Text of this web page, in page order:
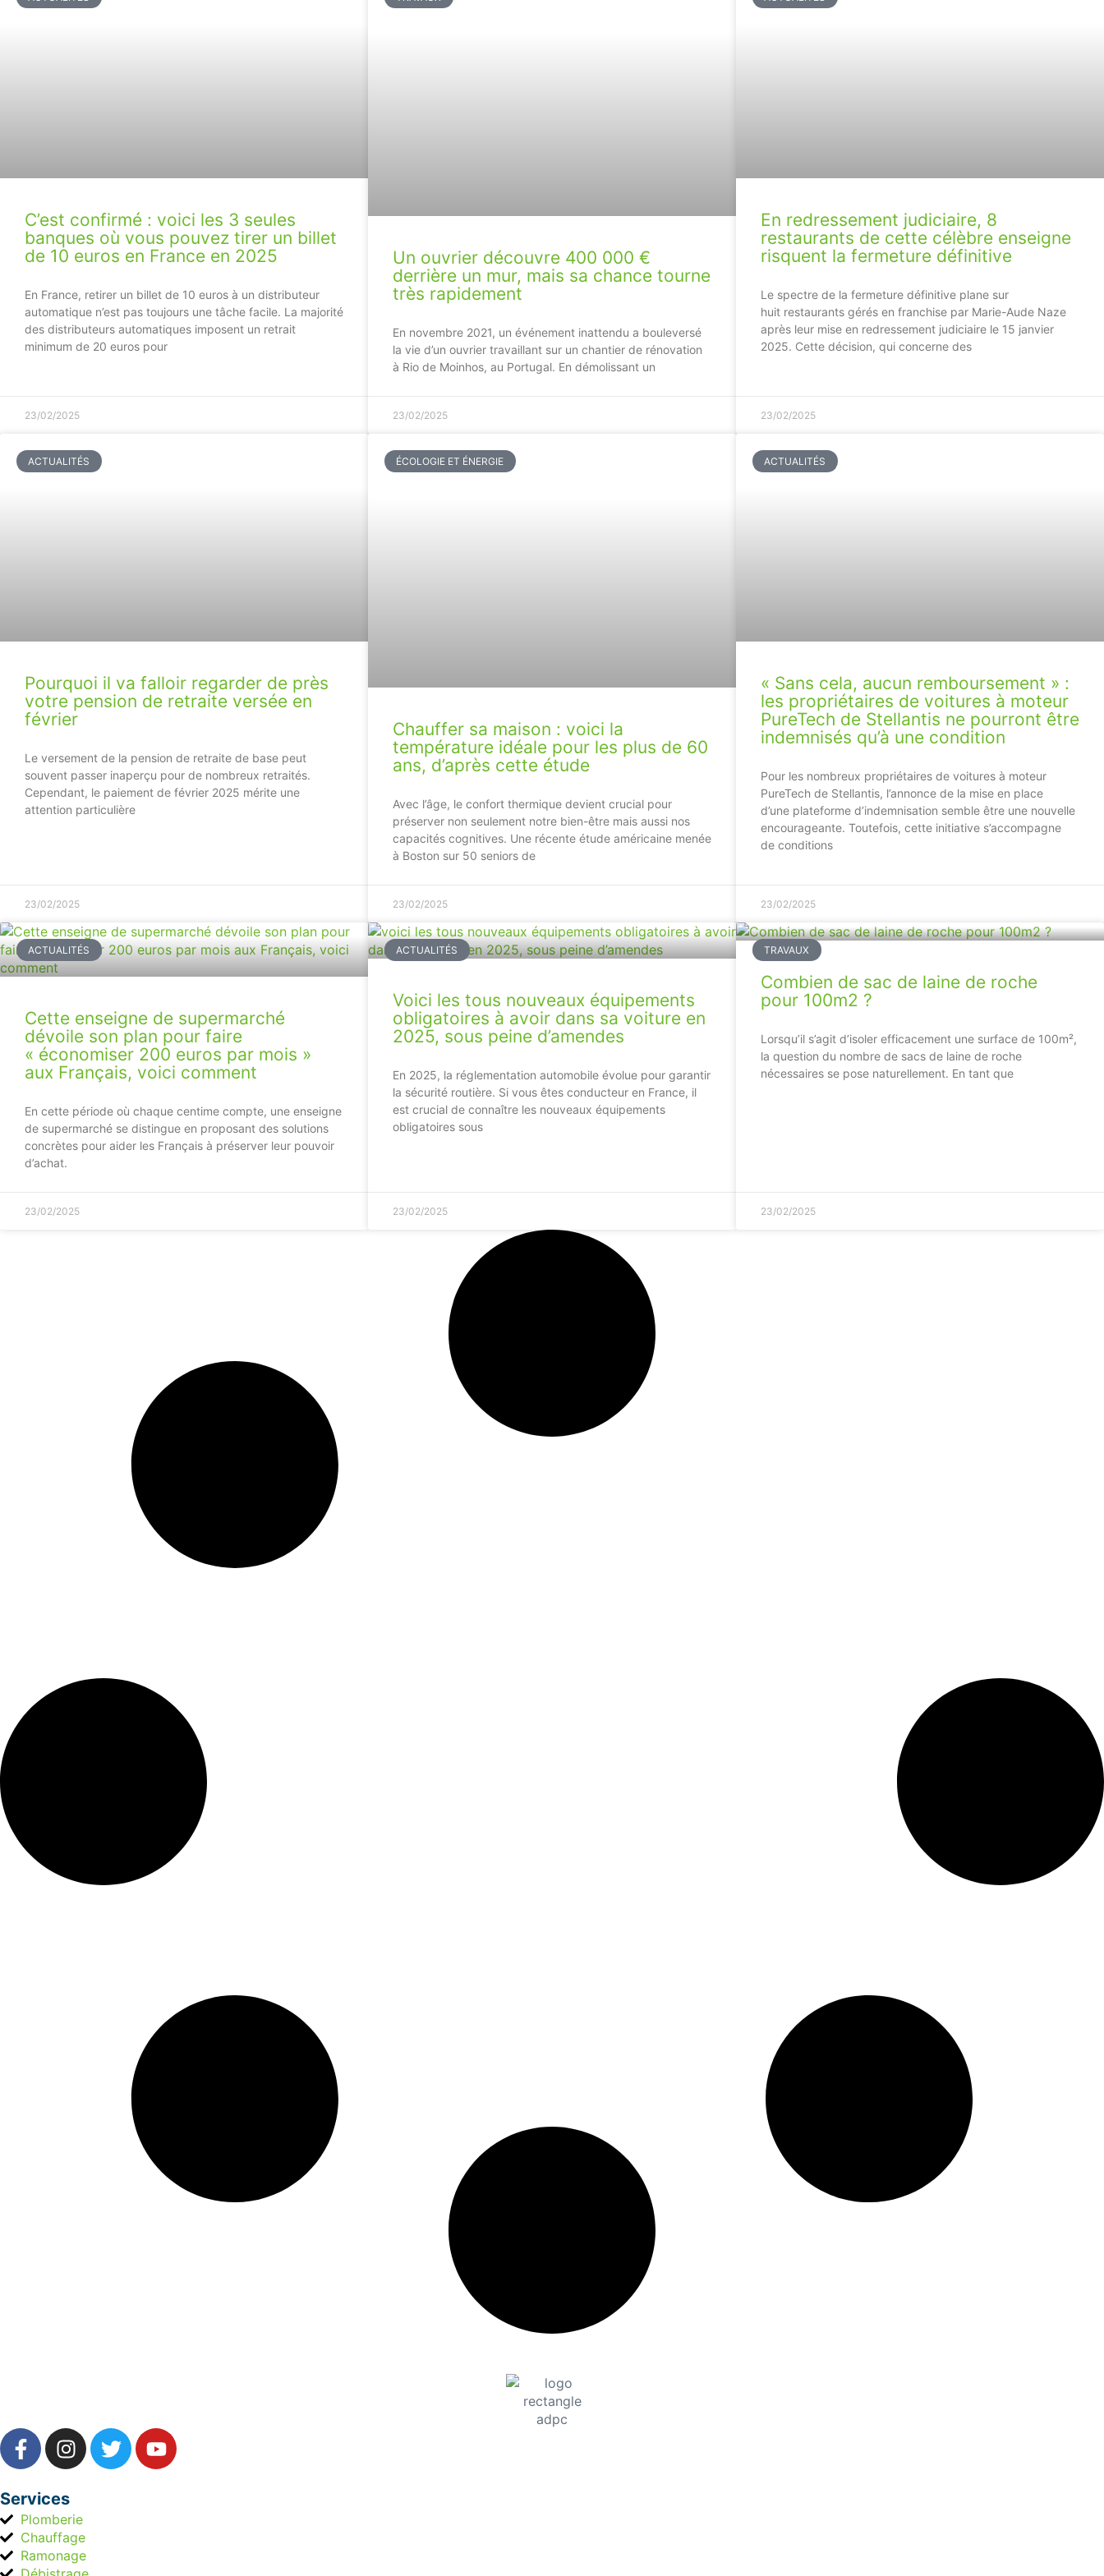
C’est confirmé : voici les 3 seules
banques où vous pouvez tirer un billet
de 10 euros en France en 2025
En France, retirer un billet de 10 euros à un distributeur
automatique n’est pas toujours une tâche facile. La majorité
des distributeurs automatiques imposent un retrait
minimum de 20 euros pour
23/02/2025
Un ouvrier découvre 400 000 €
derrière un mur, mais sa chance tourne
très rapidement
En novembre 2021, un événement inattendu a bouleversé
la vie d’un ouvrier travaillant sur un chantier de rénovation
à Rio de Moinhos, au Portugal. En démolissant un
23/02/2025
En redressement judiciaire, 8
restaurants de cette célèbre enseigne
risquent la fermeture définitive
Le spectre de la fermeture définitive plane sur
huit restaurants gérés en franchise par Marie-Aude Naze
après leur mise en redressement judiciaire le 15 janvier
2025. Cette décision, qui concerne des
23/02/2025
ACTUALITÉS
Pourquoi il va falloir regarder de près
votre pension de retraite versée en
février
Le versement de la pension de retraite de base peut
souvent passer inaperçu pour de nombreux retraités.
Cependant, le paiement de février 2025 mérite une
attention particulière
23/02/2025
ÉCOLOGIE ET ÉNERGIE
Chauffer sa maison : voici la
température idéale pour les plus de 60
ans, d’après cette étude
Avec l’âge, le confort thermique devient crucial pour
préserver non seulement notre bien-être mais aussi nos
capacités cognitives. Une récente étude américaine menée
à Boston sur 50 seniors de
23/02/2025
ACTUALITÉS
« Sans cela, aucun remboursement » :
les propriétaires de voitures à moteur
PureTech de Stellantis ne pourront être
indemnisés qu’à une condition
Pour les nombreux propriétaires de voitures à moteur
PureTech de Stellantis, l’annonce de la mise en place
d’une plateforme d’indemnisation semble être une nouvelle
encourageante. Toutefois, cette initiative s’accompagne
de conditions
23/02/2025
ACTUALITÉS
Cette enseigne de supermarché
dévoile son plan pour faire
« économiser 200 euros par mois »
aux Français, voici comment
En cette période où chaque centime compte, une enseigne
de supermarché se distingue en proposant des solutions
concrètes pour aider les Français à préserver leur pouvoir
d’achat.
23/02/2025
ACTUALITÉS
Voici les tous nouveaux équipements
obligatoires à avoir dans sa voiture en
2025, sous peine d’amendes
En 2025, la réglementation automobile évolue pour garantir
la sécurité routière. Si vous êtes conducteur en France, il
est crucial de connaître les nouveaux équipements
obligatoires sous
23/02/2025
TRAVAUX
Combien de sac de laine de roche
pour 100m2 ?
Lorsqu’il s’agit d’isoler efficacement une surface de 100m²,
la question du nombre de sacs de laine de roche
nécessaires se pose naturellement. En tant que
23/02/2025
Services
Plomberie
Chauffage
Ramonage